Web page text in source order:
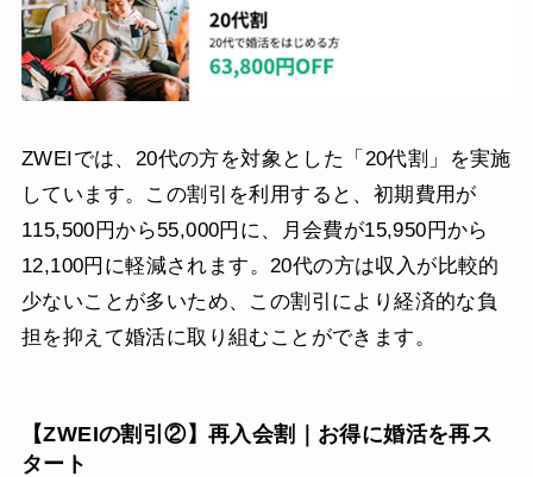
ZWEIでは、20代の方を対象とした「20代割」を実施
しています。この割引を利用すると、初期費用が
115,500円から55,000円に、月会費が15,950円から
12,100円に軽減されます。20代の方は収入が比較的
少ないことが多いため、この割引により経済的な負
担を抑えて婚活に取り組むことができます。
【ZWEIの割引②】再入会割｜お得に婚活を再ス
タート